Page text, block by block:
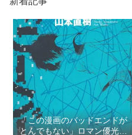
「この漫画のバッドエンドが
とんでもない」ロマン優光の